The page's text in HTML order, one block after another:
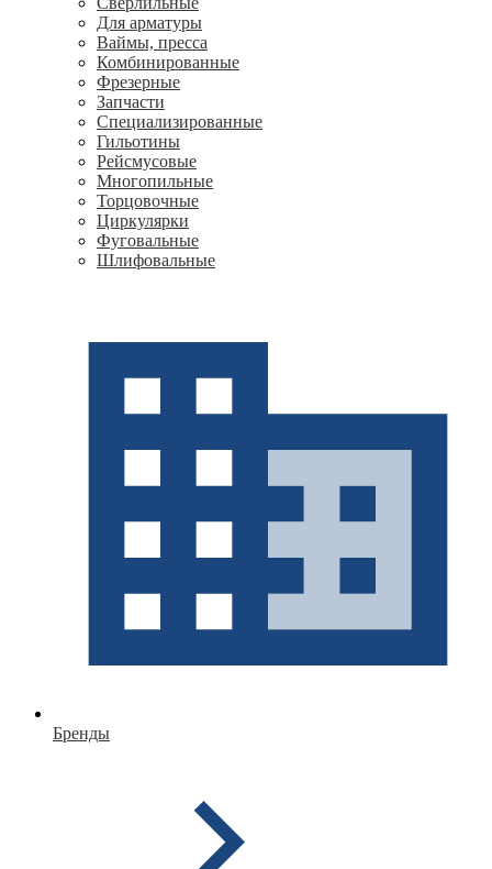
Для арматуры
Ваймы, пресса
Комбинированные
Фрезерные
Запчасти
Специализированные
Гильотины
Рейсмусовые
Многопильные
Торцовочные
Циркулярки
Фуговальные
Шлифовальные
Бренды